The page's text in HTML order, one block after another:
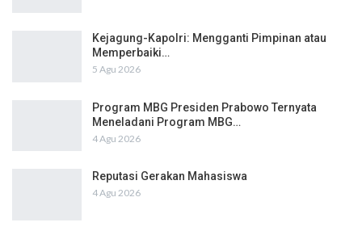
Kejagung-Kapolri: Mengganti Pimpinan atau
Memperbaiki…
5 Agu 2026
Program MBG Presiden Prabowo Ternyata
Meneladani Program MBG…
4 Agu 2026
Reputasi Gerakan Mahasiswa
4 Agu 2026